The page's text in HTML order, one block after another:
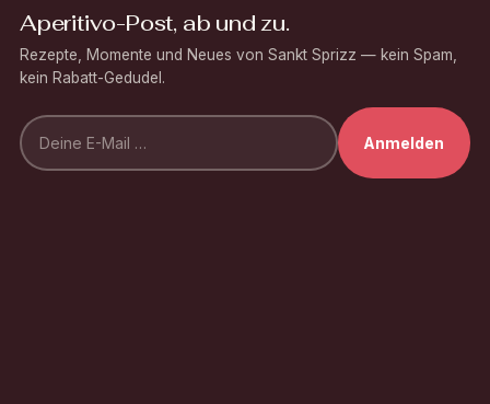
Aperitivo-Post, ab und zu.
Rezepte, Momente und Neues von Sankt Sprizz — kein Spam,
kein Rabatt-Gedudel.
Anmelden